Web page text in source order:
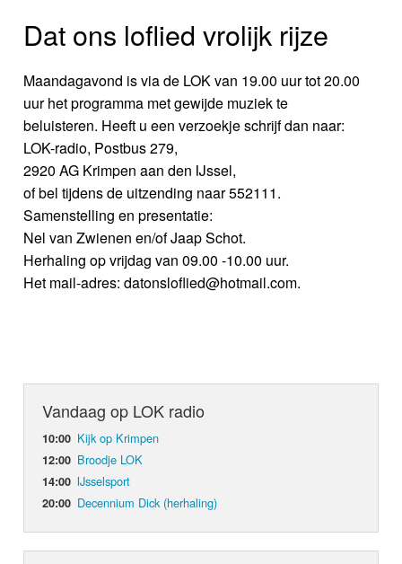
Dat ons loflied vrolijk rijze
Maandagavond is via de LOK van 19.00 uur tot 20.00
uur het programma met gewijde muziek te
beluisteren. Heeft u een verzoekje schrijf dan naar:
LOK-radio, Postbus 279,
2920 AG Krimpen aan den IJssel,
of bel tijdens de uitzending naar 552111.
Samenstelling en presentatie:
Nel van Zwienen en/of Jaap Schot.
Herhaling op vrijdag van 09.00 -10.00 uur.
Het mail-adres: datonsloflied@hotmail.com.
Vandaag op LOK radio
10:00 Kijk op Krimpen
12:00 Broodje LOK
14:00 IJsselsport
20:00 Decennium Dick (herhaling)